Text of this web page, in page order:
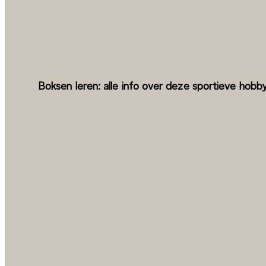
Boksen leren: alle info over deze sportieve